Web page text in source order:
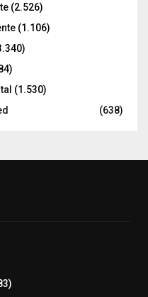
(2.526)
(1.106)
(1.530)
(638)